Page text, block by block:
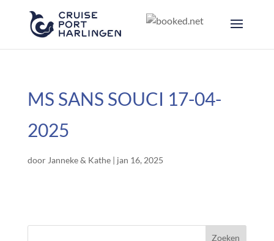
MS SANS SOUCI 17-04-
2025
door Janneke & Kathe| jan 16, 2025